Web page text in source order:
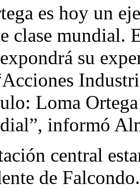
es hoy un
clase mundial.
su
Loma
informó
central
de Falcondo.